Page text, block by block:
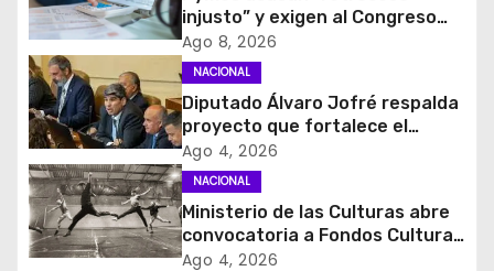
ó
n
d
e
e
n
injusto” y exigen al Congreso
rechazar veto que elimina el
pago oportuno a 30 días
Ago 8, 2026
NACIONAL
Diputado Álvaro Jofré respalda
proyecto que fortalece el
control de identidad durante
estados de excepción
Ago 4, 2026
NACIONAL
Ministerio de las Culturas abre
convocatoria a Fondos Cultura
2027 con foco en
Ago 4, 2026